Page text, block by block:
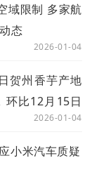
域限制 多家航
态
2026-01-04
贺州香芋产地
环比12月15日
2026-01-04
小米汽车质疑